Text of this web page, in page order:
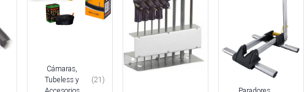
Cámaras,
Tubeless y
(21 )
Paradores,